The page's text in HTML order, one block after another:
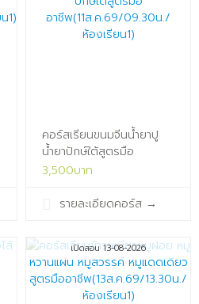
คอร์สเรียนขนมจีนน้ำยาปู
น้ำยาปักษ์ใต้สูตรมือ
อาชีพ(11ส.ค.69/09.30น./
3,500บาท
รายละเอียดคอร์ส →
เปิดสอน 13-08-2026